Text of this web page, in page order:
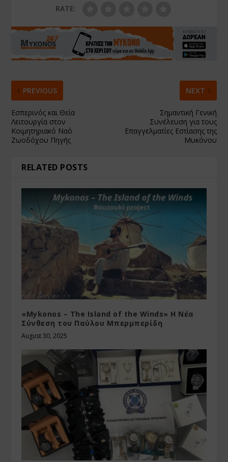
RATE:
PREVIOUS
Εσπερινός και Θεία
Λειτουργία στον
Κοιμητηριακό Ναό
Ζωοδόχου Πηγής
NEXT
Σημαντική Γενική
Συνέλευση για τους
Επαγγελματίες Εστίασης της
Μυκόνου
RELATED POSTS
«Mykonos – The Island of the Winds» Η Νέα
Σύνθεση του Παύλου Μπερμπερίδη
August 30, 2025